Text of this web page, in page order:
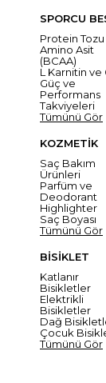
SPORCU
Protein Tozu
Amino Asit
(BCAA)
L Karnitin ve
Güç ve
Performans
Takviyeleri
Tümünü Gör
KOZMETİK
Saç Bakım
Ürünleri
Parfüm ve
Deodorant
Highlighter
Saç Boyası
Tümünü Gör
BİSİKLET
Katlanır
Bisikletler
Elektrikli
Bisikletler
Dağ
Çocuk
Tümünü Gör